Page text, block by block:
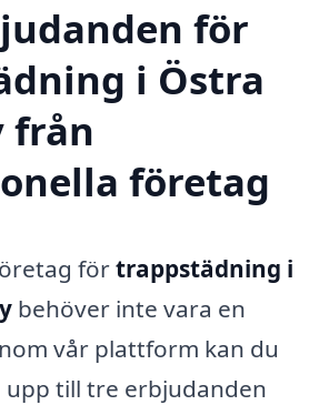
för
i Östra
från
företag
förtrappstädning i
behöver inte vara en
vår plattform kan du
upp till tre erbjudanden